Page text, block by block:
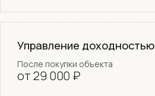
Управление доходностью
После покупки объекта
от 29 000 ₽